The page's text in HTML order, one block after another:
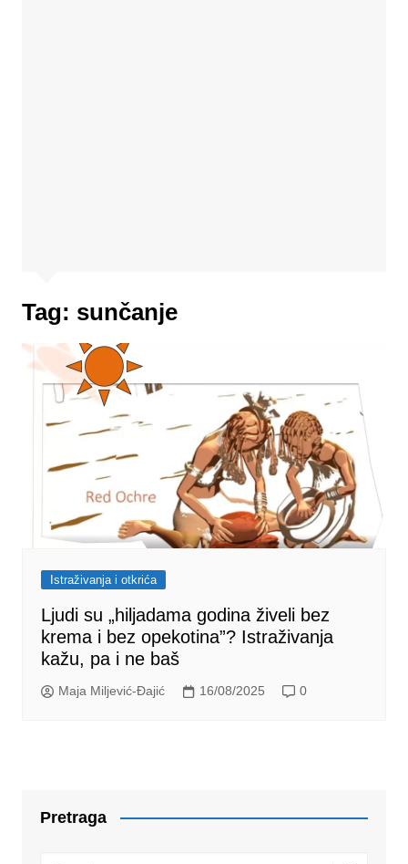
Tag: sunčanje
Istraživanja i otkrića
Ljudi su „hiljadama godina živeli bez
krema i bez opekotina”? Istraživanja
kažu, pa i ne baš
Maja Miljević-Đajić 16/08/2025 0
Pretraga